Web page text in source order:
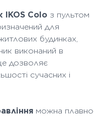
IKOS Colo з пультом
для
будинках,
виконаний в
дозволяє
сучасних і
можна плавно